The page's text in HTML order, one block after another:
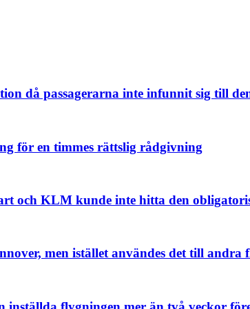
då passagerarna inte infunnit sig till
för en timmes rättslig rådgivning
och KLM kunde inte hitta den
men istället användes det till andra